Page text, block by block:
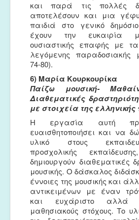
και παρά τις πολλές
αποτελέσουν και μια
παιδιά στο γενικό
έχουν την ευκαιρία
ουσιαστικής επαφής με
λεγόμενης παραδοσιακής
74-80).
6) Μαρία Κουρκουρίκα
Παίζω μουσική-
Διαθεματικές
με στοιχεία της
Η εργασία αυτή
ευαισθητοποιήσει και να
υλικό στους
προσχολικής
δημιουργούν διαθεματικές
μουσικής. Ο δάσκαλος
έννοιες της μουσικής και
αντικειμένων με έναν
και ευχάριστο αλλά
μαθησιακούς στόχους. Το